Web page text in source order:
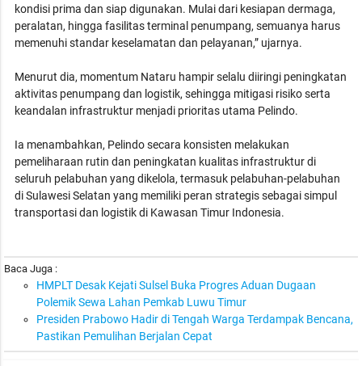
kondisi prima dan siap digunakan. Mulai dari kesiapan dermaga,
peralatan, hingga fasilitas terminal penumpang, semuanya harus
memenuhi standar keselamatan dan pelayanan,” ujarnya.
Menurut dia, momentum Nataru hampir selalu diiringi peningkatan
aktivitas penumpang dan logistik, sehingga mitigasi risiko serta
keandalan infrastruktur menjadi prioritas utama Pelindo.
Ia menambahkan, Pelindo secara konsisten melakukan
pemeliharaan rutin dan peningkatan kualitas infrastruktur di
seluruh pelabuhan yang dikelola, termasuk pelabuhan-pelabuhan
di Sulawesi Selatan yang memiliki peran strategis sebagai simpul
transportasi dan logistik di Kawasan Timur Indonesia.
Baca Juga :
HMPLT Desak Kejati Sulsel Buka Progres Aduan Dugaan
Polemik Sewa Lahan Pemkab Luwu Timur
Presiden Prabowo Hadir di Tengah Warga Terdampak Bencana,
Pastikan Pemulihan Berjalan Cepat